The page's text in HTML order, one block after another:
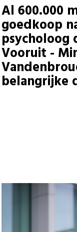
Al 600.000
goedkoop
psycholoog
Vooruit -
belangrijke